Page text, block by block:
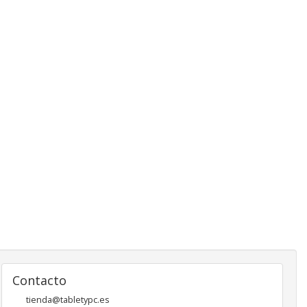
Contacto
tienda@tabletypc.es